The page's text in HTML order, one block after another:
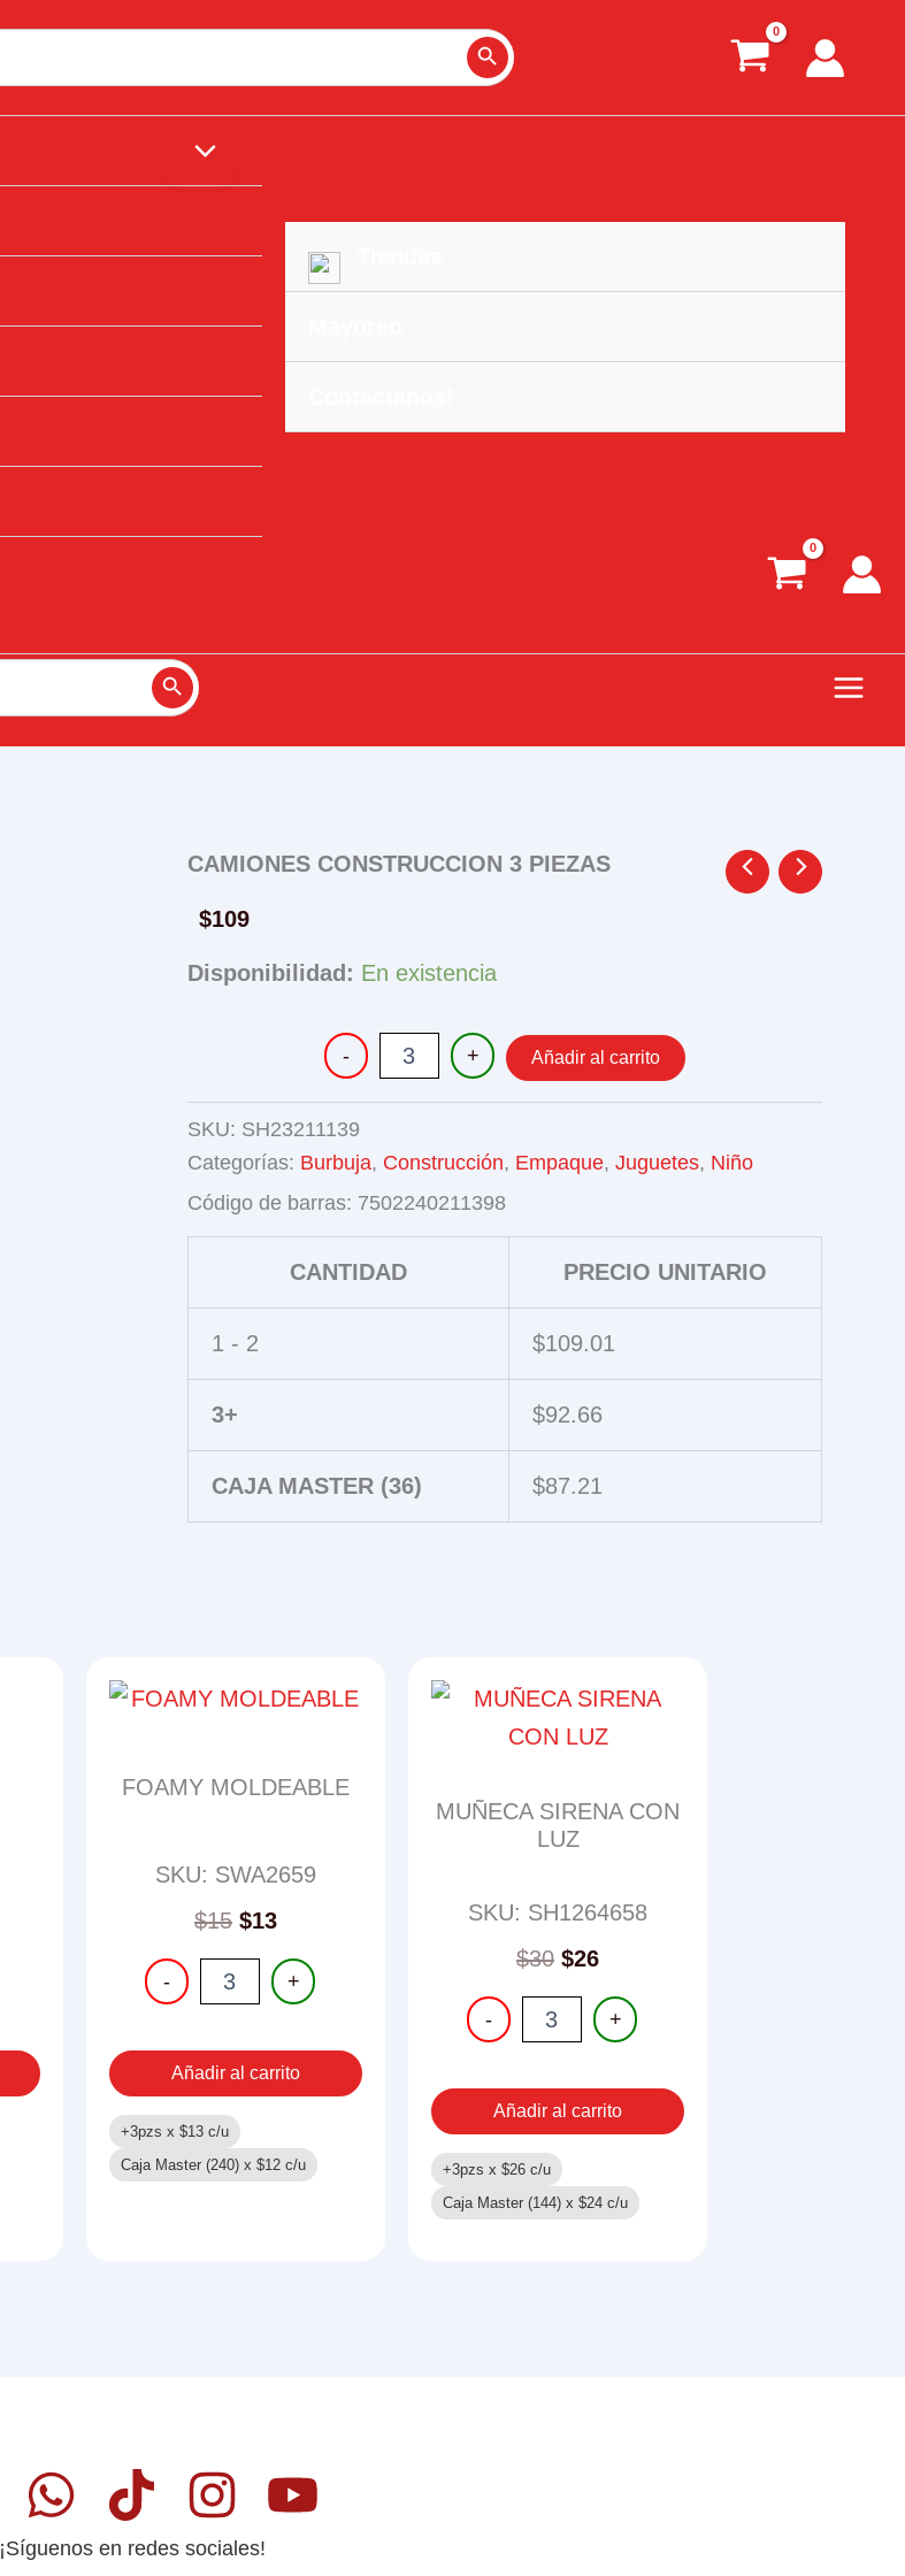
CAMIONES CONSTRUCCION 3 PIEZAS
$109
Disponibilidad: En existencia
-
CAMIONES
CONSTRUCCION
cantidad
+ Añadir al carrito
SKU: SH23211139
Categorías: Burbuja, Construcción, Empaque, Juguetes, Niño
Código de barras: 7502240211398
CANTIDAD PRECIO UNITARIO
1 - 2 $109.01
3+ $92.66
CAJA MASTER (36) $87.21
FOAMY MOLDEABLE
SKU: SWA2659
$15 $13
-
FOAMY
MOLDEABLE
+
Añadir al carrito
+3pzs x $13 c/u
Caja Master (240) x $12 c/u
MUÑECA SIRENA CON
LUZ
SKU: SH1264658
$30 $26
-
MUÑECA
SIRENA
cantidad
+
Añadir al carrito
+3pzs x $26 c/u
Caja Master (144) x $24 c/u
¡Síguenos en redes sociales!